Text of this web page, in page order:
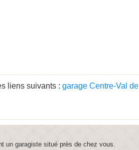
liens suivants : garage Centre-Val de
un garagiste situé près de chez vous.